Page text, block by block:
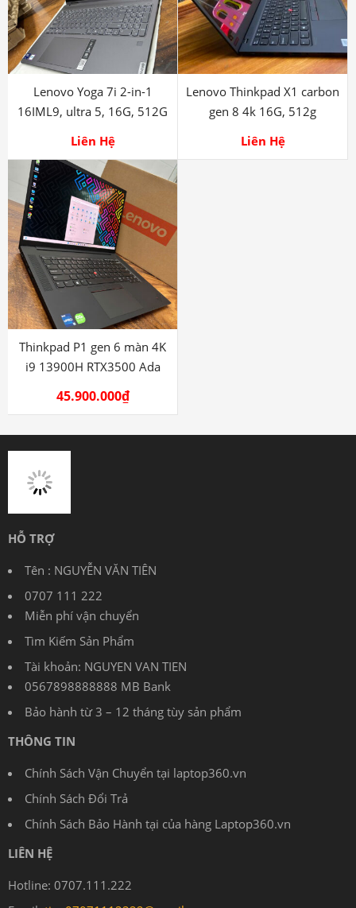
Lenovo Yoga 7i 2-in-1
16IML9, ultra 5, 16G, 512G
Liên Hệ
Lenovo Thinkpad X1 carbon
gen 8 4k 16G, 512g
Liên Hệ
Thinkpad P1 gen 6 màn 4K
i9 13900H RTX3500 Ada
45.900.000₫
Tên : NGUYỄN VĂN TIÊN
0707 111 222
Tìm Kiếm Sản Phẩm
Tài khoản: NGUYEN VAN TIEN
Bảo hành từ 3 – 12 tháng tùy sản phẩm
THÔNG TIN
Chính Sách Vận Chuyển tại laptop360.vn
Chính Sách Đổi Trả
Chính Sách Bảo Hành tại của hàng Laptop360.vn
LIÊN HỆ
Hotline: 0707.111.222
Email:tien07071112222@gmail.com